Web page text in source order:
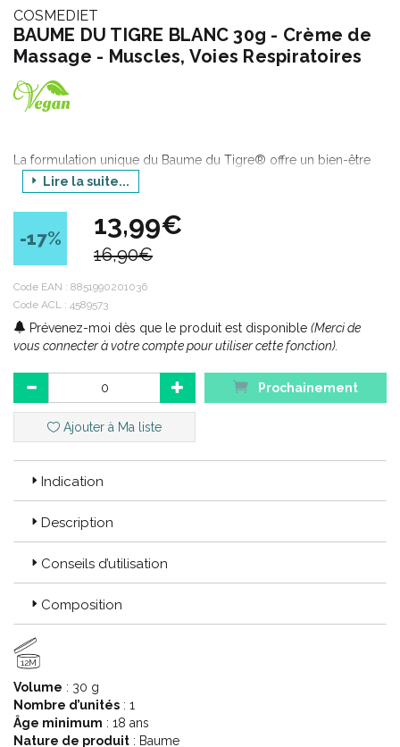
COSMEDIET
BAUME DU TIGRE BLANC 30g - Crème de
Massage - Muscles, Voies Respiratoires
La formulation unique du Baume du Tigre® offre un bien-être
holistique inspiré de la sagesse orientale. Décliné en une
gamme complète de produits, le Baume du Tigre® a su
apporter une variété de formats et de formulations pour s’
adapter à vos différents besoins.
Un soin tout particulier a été apporté à la sélection des
ingrédients pour garantir la qualité qu’ on lui connaît : camphre,
menthol, huiles essentielles de menthe, de cajeput, de clou de
girofle, de cannelle et d’ eucalyptus.
Lire la suite...
-17% 13,99€
16,90€
Code EAN : 8851990201036
Code ACL : 4589573
Prévenez-moi dès que le produit est disponible (Merci de
vous connecter à votre compte pour utiliser cette fonction).
Prochainement
Ajouter à Ma liste
Indication
Description
Conseils d’utilisation
Composition
12M
Volume : 30 g
Nombre d’unités : 1
Âge minimum : 18 ans
Nature de produit : Baume